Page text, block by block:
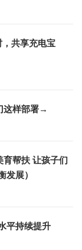
共享充电宝
这样部署→
帮扶 让孩子们
发展）
平持续提升